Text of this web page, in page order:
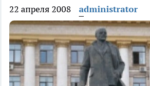
22 апреля 2008 administrator